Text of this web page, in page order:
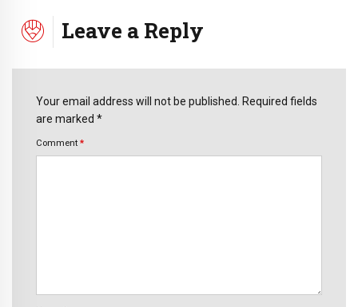
Leave a Reply
Your email address will not be published. Required fields
are marked *
Comment *